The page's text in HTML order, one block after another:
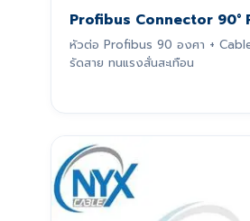
Profibus Connector 90°
หัวต่อ Profibus 90 องศา +
รัดสาย ทนแรงสั่นสะเทือน